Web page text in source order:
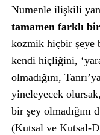
Numenle ilişkili
tamamen farklı
kozmik hiçbir şeye
kendi hiçliğini,
olmadığını,
yineleyecek
bir şey
(Kutsal ve Kutsal-